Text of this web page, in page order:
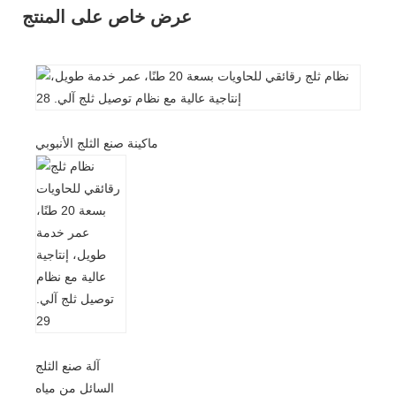
عرض خاص على المنتج
ماكينة صنع الثلج الأنبوبي
آلة صنع الثلج
السائل من مياه